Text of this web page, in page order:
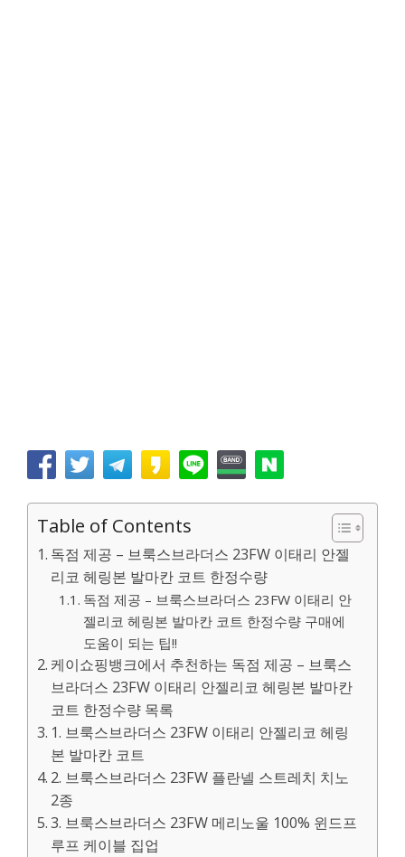
Table of Contents
독점 제공 – 브룩스브라더스 23FW 이태리 안젤
리코 헤링본 발마칸 코트 한정수량
독점 제공 – 브룩스브라더스 23FW 이태리 안
젤리코 헤링본 발마칸 코트 한정수량 구매에
도움이 되는 팁!!
케이쇼핑뱅크에서 추천하는 독점 제공 – 브룩스
브라더스 23FW 이태리 안젤리코 헤링본 발마칸
코트 한정수량 목록
1. 브룩스브라더스 23FW 이태리 안젤리코 헤링
본 발마칸 코트
2. 브룩스브라더스 23FW 플란넬 스트레치 치노
2종
3. 브룩스브라더스 23FW 메리노울 100% 윈드프
루프 케이블 집업